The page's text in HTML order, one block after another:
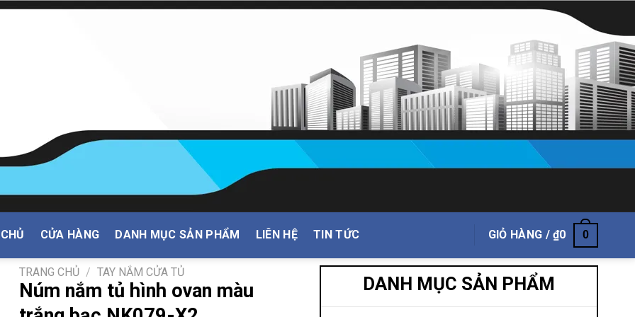
CỬA HÀNG DANH MỤC SẢN PHẨM LIÊN HỆ TIN TỨC GIỎ HÀNG /₫0 0
TRANG CHỦ / TAY NẮM CỬA TỦ
Núm nắm tủ hình ovan màu
DANH MỤC SẢN PHẨM